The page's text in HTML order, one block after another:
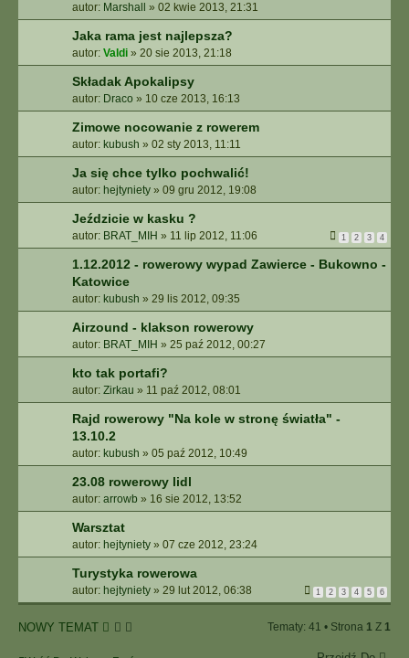
autor: Marshall » 02 kwie 2013, 21:31
Jaka rama jest najlepsza?
autor: Valdi » 20 sie 2013, 21:18
Składak Apokalipsy
autor: Draco » 10 cze 2013, 16:13
Zimowe nocowanie z rowerem
autor: kubush » 02 sty 2013, 11:11
Ja się chce tylko pochwalić!
autor: hejtyniety » 09 gru 2012, 19:08
Jeździcie w kasku ?
autor: BRAT_MIH » 11 lip 2012, 11:06 1 2 3 4
1.12.2012 - rowerowy wypad Zawierce - Bukowno -
Katowice
autor: kubush » 29 lis 2012, 09:35
Airzound - klakson rowerowy
autor: BRAT_MIH » 25 paź 2012, 00:27
kto tak portafi?
autor: Zirkau » 11 paź 2012, 08:01
Rajd rowerowy "Na kole w stronę światła" -
13.10.2
autor: kubush » 05 paź 2012, 10:49
23.08 rowerowy lidl
autor: arrowb » 16 sie 2012, 13:52
Warsztat
autor: hejtyniety » 07 cze 2012, 23:24
Turystyka rowerowa
autor: hejtyniety » 29 lut 2012, 06:38 1 2 3 4 5 6
NOWY TEMAT Tematy: 41 • Strona 1 Z 1